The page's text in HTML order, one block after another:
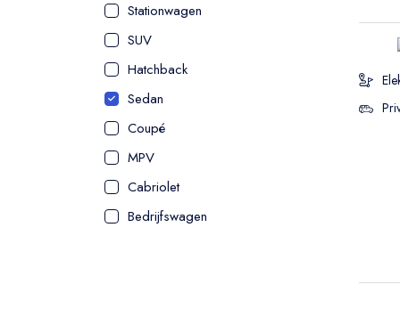
Stationwagen
SUV
Hatchback
Sedan
Coupé
MPV
Cabriolet
Bedrijfswagen